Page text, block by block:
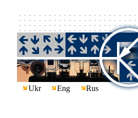
Ukr Eng Rus